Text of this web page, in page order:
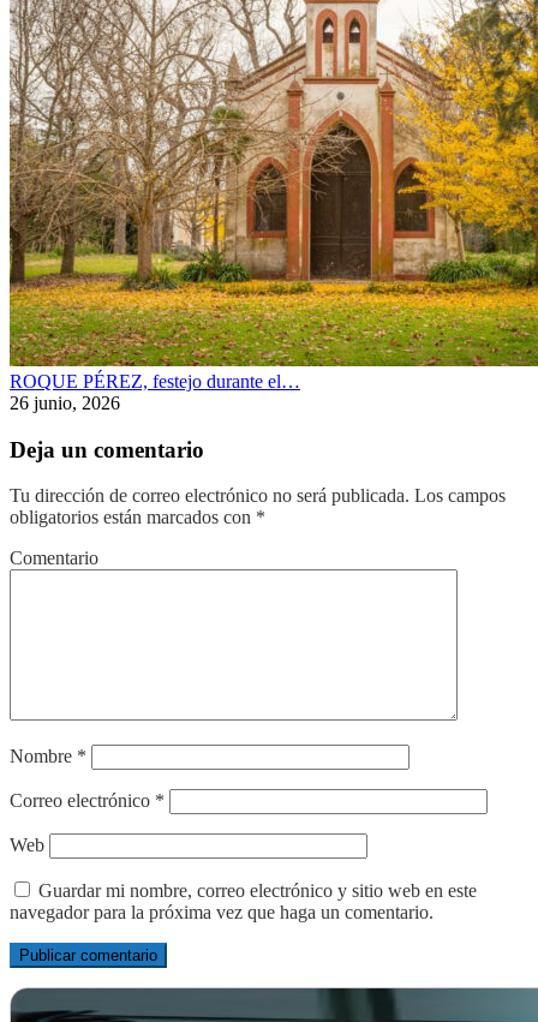
ROQUE PÉREZ, festejo durante el…
26 junio, 2026
Deja un comentario
Tu dirección de correo electrónico no será publicada. Los campos
obligatorios están marcados con *
Comentario
Nombre *
Correo electrónico *
Web
Guardar mi nombre, correo electrónico y sitio web en este
navegador para la próxima vez que haga un comentario.